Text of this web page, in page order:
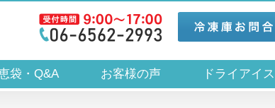
袋・Q&A お客様の声 ドライア